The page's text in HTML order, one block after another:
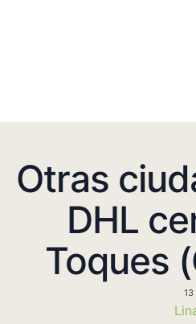
Otras
DHL
Toques
13